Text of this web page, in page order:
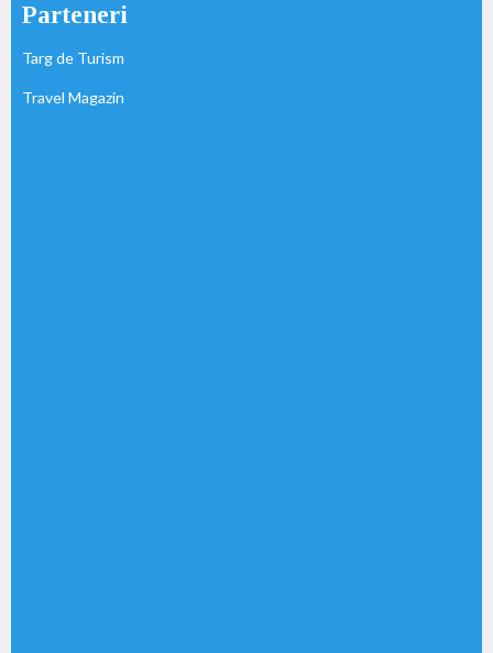
Parteneri
Targ de Turism
Travel Magazin